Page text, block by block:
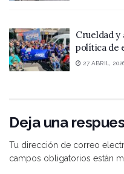
Crueldad y
política de
27 ABRIL,
Deja una
Tu dirección de correo
campos obligatorios están